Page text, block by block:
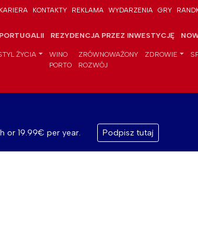
KARIERA KONTAKTY REKLAMA WYDARZENIA GRY
REZYDENCJA PRZEZ INWESTYCJĘ
ŻYCIA
WINO
PORTO
ZRÓWNOWAŻONY
ROZWÓJ
ZDROWIE
or 19.99€ per year. Podpisz tutaj